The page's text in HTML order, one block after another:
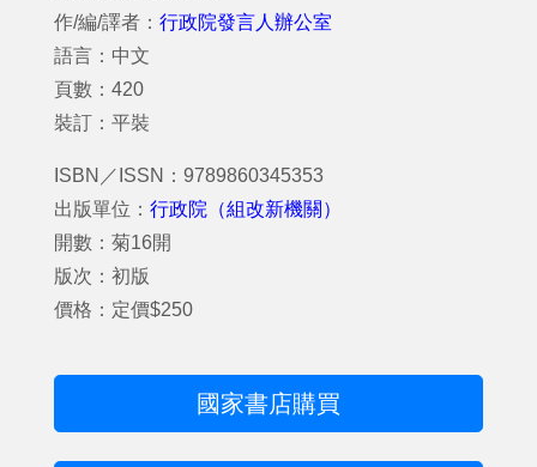
作/編/譯者： 行政院發言人辦公室
語言：中文
頁數：420
裝訂：平裝
ISBN／ISSN：9789860345353
出版單位： 行政院（組改新機關）
開數：菊16開
版次：初版
價格：定價$250
國家書店購買